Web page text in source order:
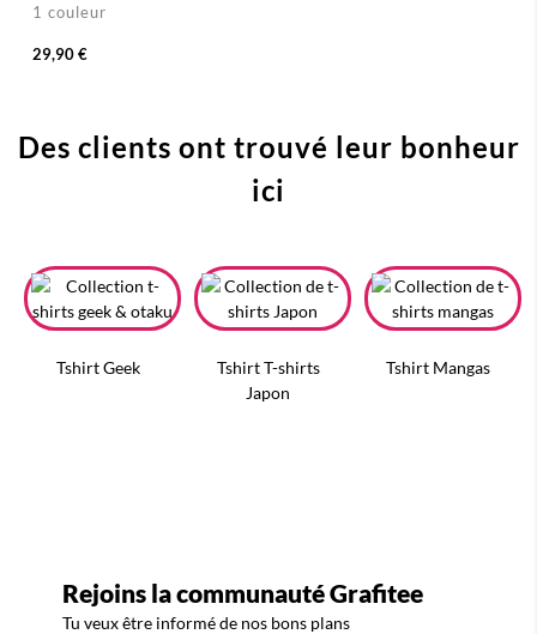
1 couleur
29,90 €
Des clients ont trouvé leur bonheur
ici
Tshirt Geek
Tshirt T-shirts
Japon
Tshirt Mangas
Rejoins la communauté Grafitee
Tu veux être informé de nos bons plans